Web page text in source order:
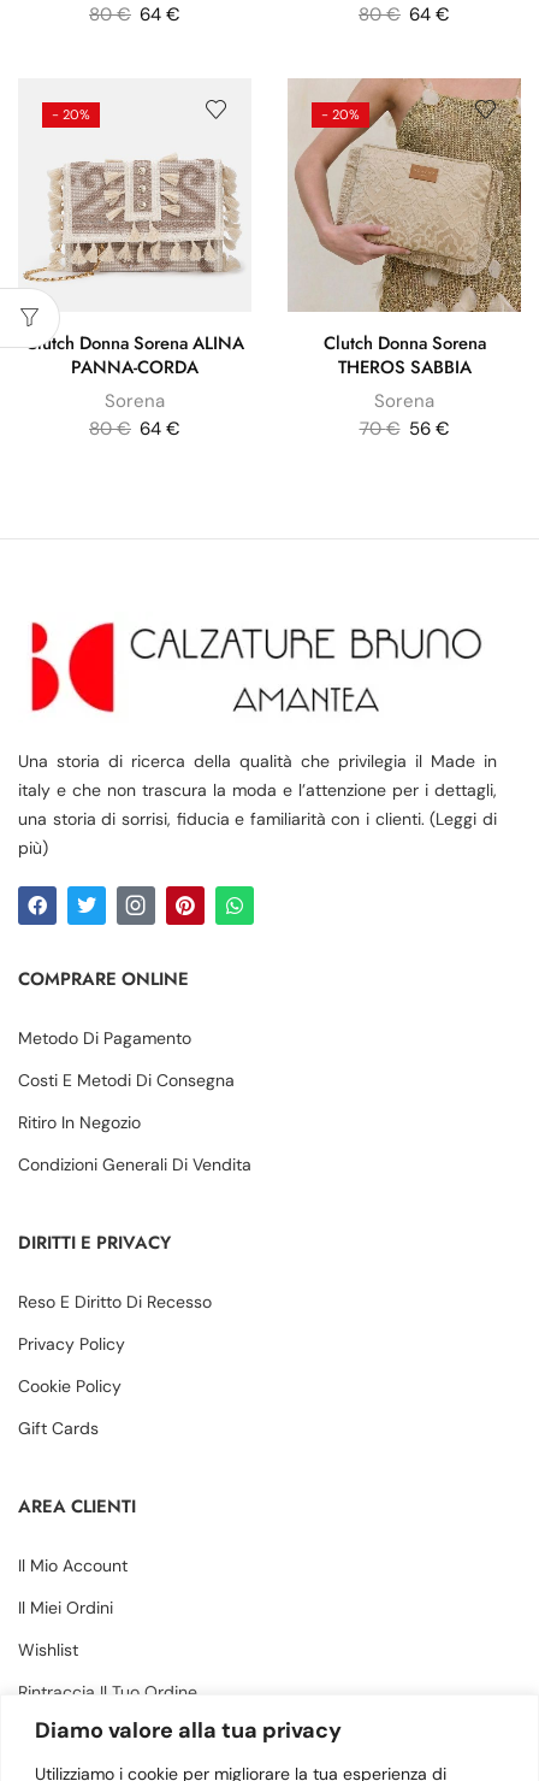
Diamo valore alla tua privacy
Utilizziamo i cookie per migliorare la tua esperienza di
80€ 64 €
80€ 64 €
- 20%
Clutch Donna Sorena ALINA
PANNA-CORDA
Sorena
80€ 64 €
- 20%
Clutch Donna Sorena
THEROS SABBIA
Sorena
70€ 56 €
Una storia di ricerca della qualità che privilegia il Made in
italy e che non trascura la moda e l’attenzione per i dettagli,
una storia di sorrisi, fiducia e familiarità con i clienti. (Leggi di
più)
COMPRARE ONLINE
Metodo Di Pagamento
Costi E Metodi Di Consegna
Ritiro In Negozio
Condizioni Generali Di Vendita
DIRITTI E PRIVACY
Reso E Diritto Di Recesso
Privacy Policy
Cookie Policy
Gift Cards
AREA CLIENTI
Il Mio Account
Il Miei Ordini
Wishlist
Rintraccia Il Tuo Ordine
CONTATTI